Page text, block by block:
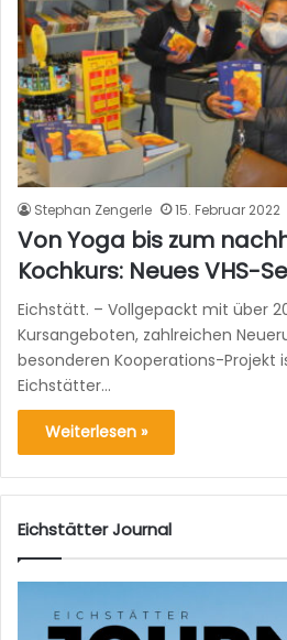
Stephan Zengerle 15. Februar 2022
Von Yoga bis zum
Kochkurs: Neues VHS-
Eichstätt. – Vollgepackt mit über
Kursangeboten, zahlreichen
besonderen Kooperations-Projekt
Eichstätter…
Weiterlesen »
Eichstätter Journal